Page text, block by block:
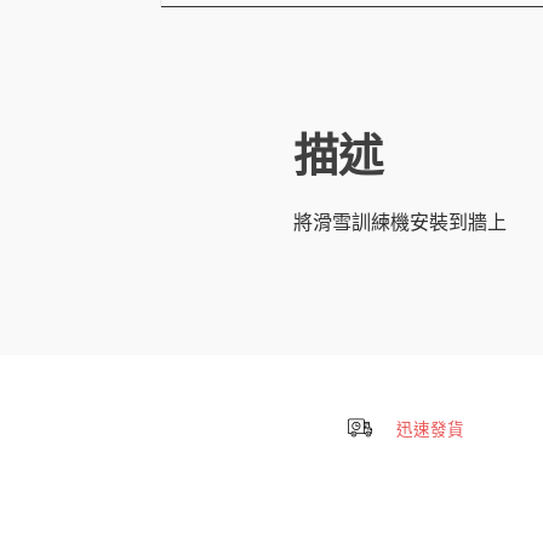
描述
將滑雪訓練機安裝到牆上
迅速發貨